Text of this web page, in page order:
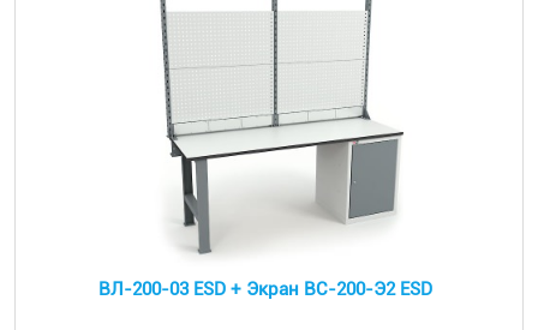
ВЛ-200-03 ESD + Экран ВС-200-Э2 ESD